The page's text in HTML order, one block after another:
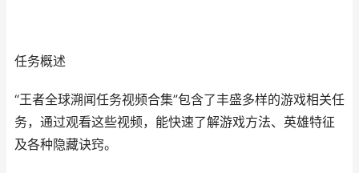
任务概述
“王者全球溯闻任务视频合集”包含了丰盛多样的游戏相关任
务，通过观看这些视频，能快速了解游戏方法、英雄特征
及各种隐藏诀窍。